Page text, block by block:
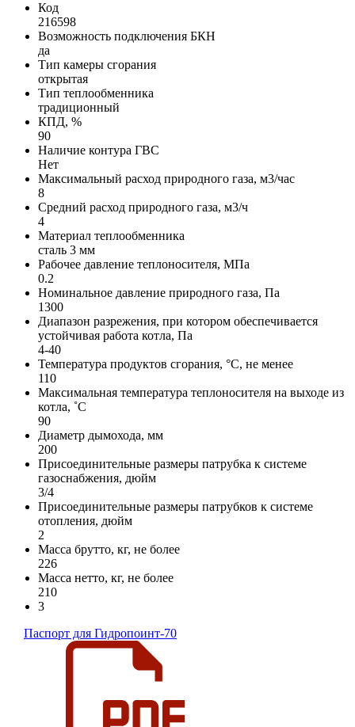
Код
216598
Возможность подключения БКН
да
Тип камеры сгорания
открытая
Тип теплообменника
традиционный
КПД, %
90
Наличие контура ГВС
Нет
Максимальный расход природного газа, м3/час
8
Средний расход природного газа, м3/ч
4
Материал теплообменника
сталь 3 мм
Рабочее давление теплоносителя, МПа
0.2
Номинальное давление природного газа, Па
1300
Диапазон разрежения, при котором обеспечивается
устойчивая работа котла, Па
4-40
Температура продуктов сгорания, °С, не менее
110
Максимальная температура теплоносителя на выходе из
котла, ˚С
90
Диаметр дымохода, мм
200
Присоединительные размеры патрубка к системе
газоснабжения, дюйм
3/4
Присоединительные размеры патрубков к системе
отопления, дюйм
2
Масса брутто, кг, не более
226
Масса нетто, кг, не более
210
3
Паспорт для Гидропоинт-70